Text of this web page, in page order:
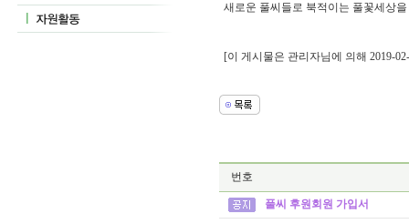
새로운 풀씨들로 북적이는 풀꽃세상
[이 게시물은 관리자님에 의해 2019-
번호
풀씨 후원회원 가입서